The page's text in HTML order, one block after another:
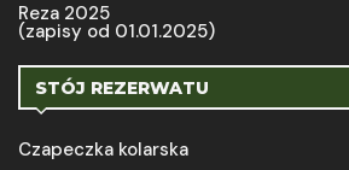
Reza 2025
(zapisy od 01.01.2025)
STÓJ REZERWATU
Czapeczka kolarska